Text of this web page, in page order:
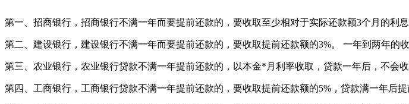
第一、招商银行，招商银行不满一年而要提前还款的，要收取至少相对于实际还款额3个月的利
第二、建设银行，建设银行不满一年而要提前还款的，要收取提前还款额的3%。 一年到两年的
第三、农业银行，农业银行贷款不满一年提前还款的，以本金*月利率收取，贷款一年后，不会收
第四、工商银行，工商银行贷款不满一年提前还款的，要收取提前还款额的5%，贷款满一年后